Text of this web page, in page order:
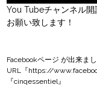
You Tubeチャンネル開
お願い致します！
Facebookページ が出来ま
URL『https://
『cinqessentiel』